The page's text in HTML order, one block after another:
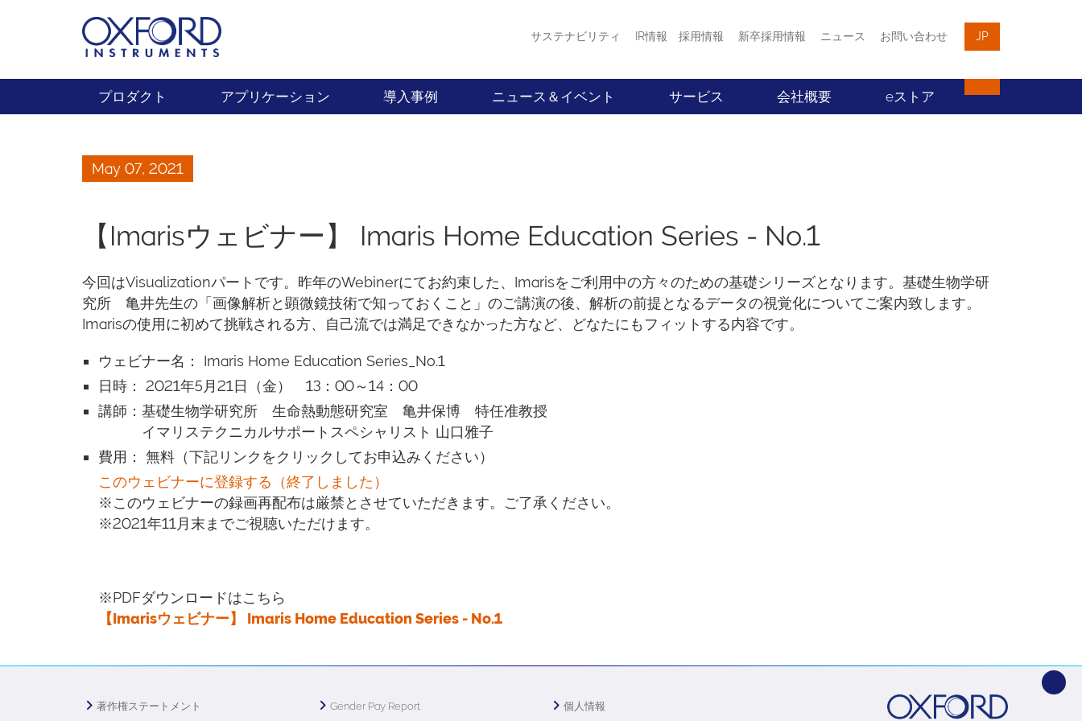
サステナビリティ IR情報 採用情報 新卒採用情報 ニュース お問い合わせ JP
プロダクト アプリケーション 導入事例 ニュース＆イベント サービス 会社概要 eストア
May 07, 2021
【Imarisウェビナー】 Imaris Home Education Series - No.1
今回はVisualizationパートです。昨年のWebinerにてお約束した、Imarisをご利用中の方々のための基礎シリーズとなります。基礎生物学研
究所 亀井先生の「画像解析と顕微鏡技術で知っておくこと」のご講演の後、解析の前提となるデータの視覚化についてご案内致します。
Imarisの使用に初めて挑戦される方、自己流では満足できなかった方など、どなたにもフィットする内容です。
ウェビナー名： Imaris Home Education Series_No.1
日時： 2021年5月21日（金） 13：00～14：00
講師：基礎生物学研究所 生命熱動態研究室 亀井保博 特任准教授
イマリステクニカルサポートスペシャリスト 山口雅子
費用： 無料（下記リンクをクリックしてお申込みください）
このウェビナーに登録する（終了しました）
※このウェビナーの録画再配布は厳禁とさせていただきます。ご了承ください。
※2021年11月末までご視聴いただけます。
※PDFダウンロードはこちら
【Imarisウェビナー】 Imaris Home Education Series - No.1
著作権ステートメント Gender Pay Report 個人情報